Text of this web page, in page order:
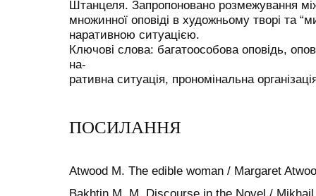
Штанцеля. Запропоновано розмежування
множинної оповіді в художньому творі та
наративною ситуацією.
Ключові слова: багатоособова оповідь,
на-
ративна ситуація, прономінальна
ПОСИЛАННЯ
Atwood M. The edible woman / Margaret
Bakhtin M. M. Discourse in the Novel /